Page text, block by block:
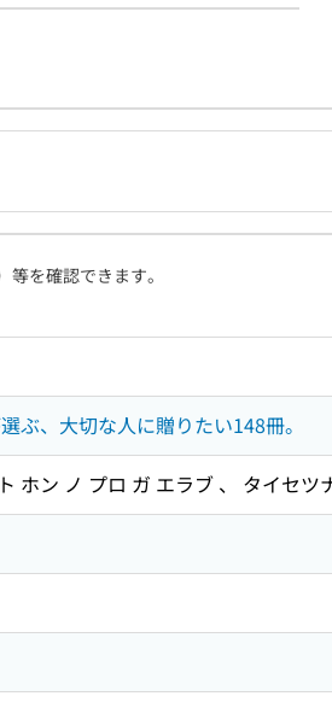
を確認できます。
ぶ、大切な人に贈りたい148冊。
ホン ノ プロ ガ エラブ 、 タイセツ